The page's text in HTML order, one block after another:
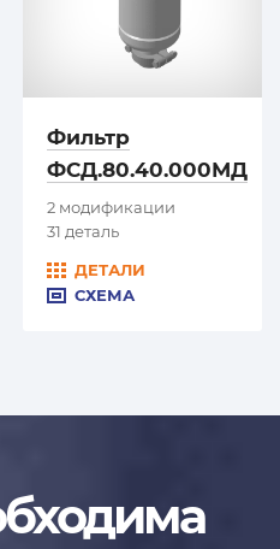
Фильтр
ФСД.80.40.000МД
2 модификации
31 деталь
ДЕТАЛИ
СХЕМА